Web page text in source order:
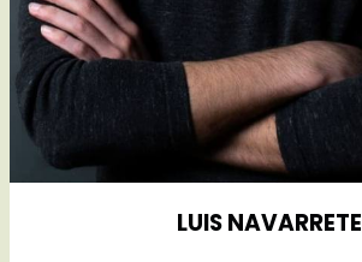
LUIS NAVARRETE